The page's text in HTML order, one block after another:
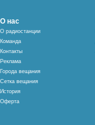
О нас
О радиостанции
Команда
Контакты
Реклама
Города вещания
Сетка вещания
История
Оферта